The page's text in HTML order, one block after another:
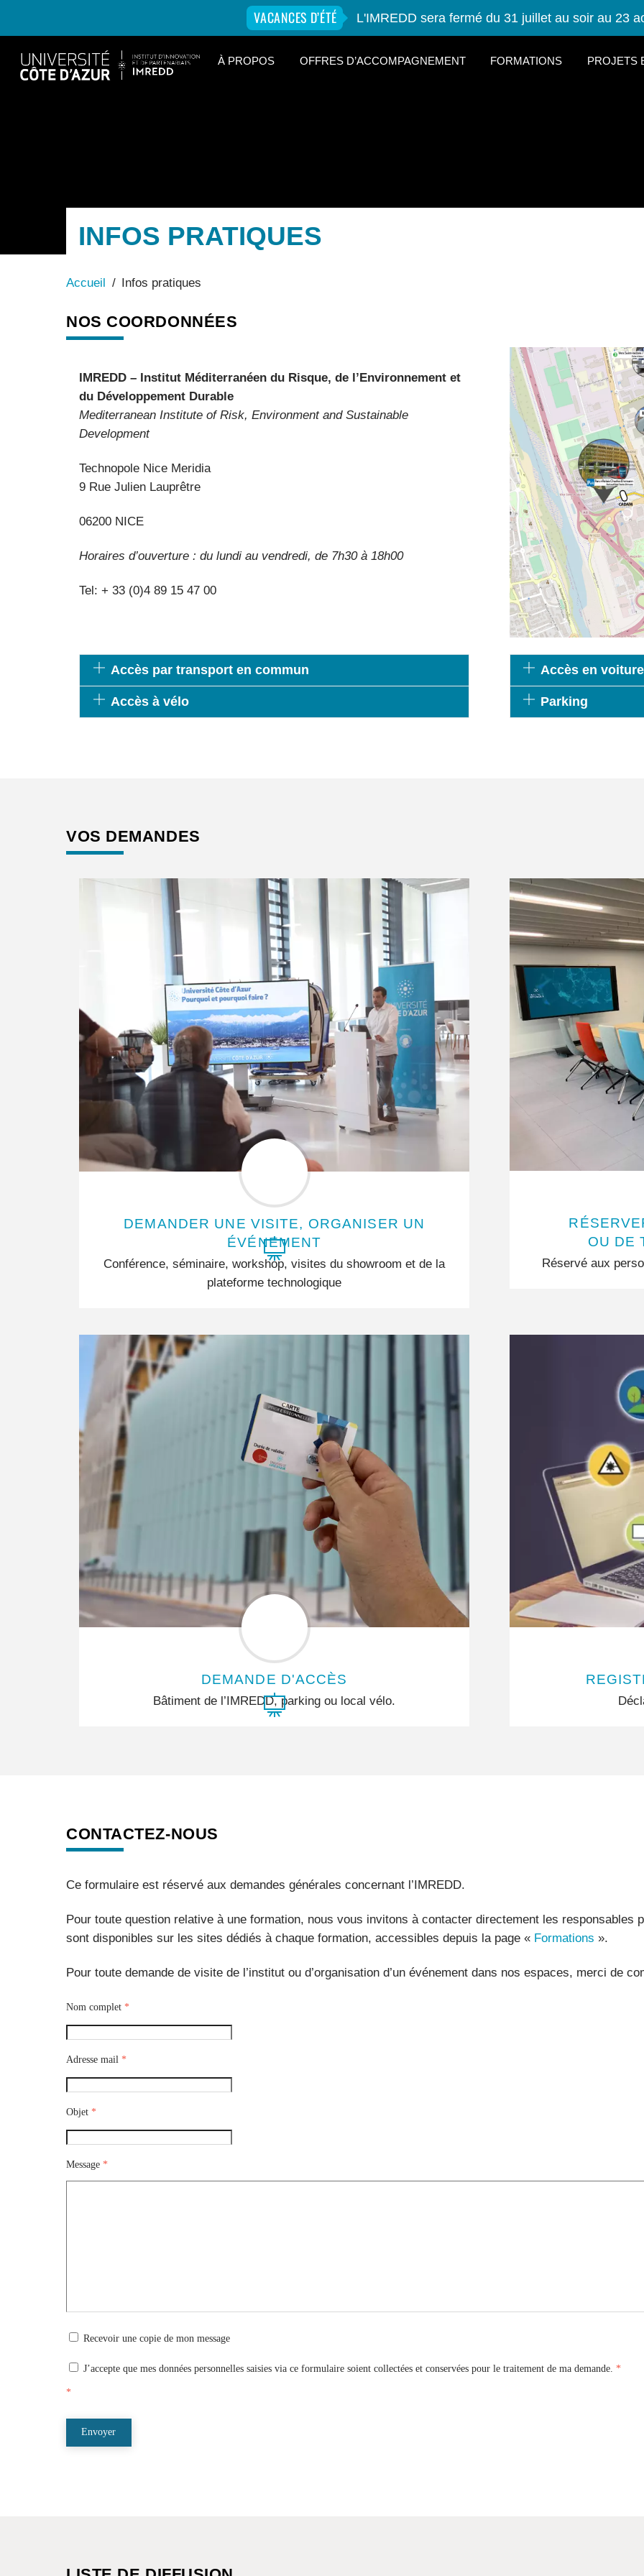
VACANCES D’ÉTÉ L'IMREDD sera fermé du 31 juillet au soir au 23
content
À PROPOS OFFRES D’ACCOMPAGNEMENT FORMATIONS PROJETS
INFOS PRATIQUES
Accueil / Infos pratiques
NOS COORDONNÉES
IMREDD – Institut Méditerranéen du Risque, de l’Environnement et
du Développement Durable
Mediterranean Institute of Risk, Environment and Sustainable
Development
Technopole Nice Meridia
9 Rue Julien Lauprêtre
06200 NICE
Horaires d’ouverture : du lundi au vendredi, de 7h30 à 18h00
Tel: + 33 (0)4 89 15 47 00
Accès par transport en commun
Accès à vélo
Accès en voiture
Parking
VOS DEMANDES
DEMANDER UNE VISITE, ORGANISER UN
ÉVÉNEMENT
Conférence, séminaire, workshop, visites du showroom et de la
plateforme technologique
OU DE
Réservé aux
DEMANDE D'ACCÈS
Bâtiment de l’IMREDD, parking ou local vélo.
CONTACTEZ-NOUS
Ce formulaire est réservé aux demandes générales concernant l’IMREDD.
Pour toute question relative à une formation, nous vous invitons à contacter directement les responsables
sont disponibles sur les sites dédiés à chaque formation, accessibles depuis la page « Formations ».
Pour toute demande de visite de l’institut ou d’organisation d’un événement dans nos espaces, merci de
Nom complet *
Adresse mail *
Objet *
Message *
Recevoir une copie de mon message
J’accepte que mes données personnelles saisies via ce formulaire soient collectées et conservées pour le traitement de ma demande. *
*
Envoyer